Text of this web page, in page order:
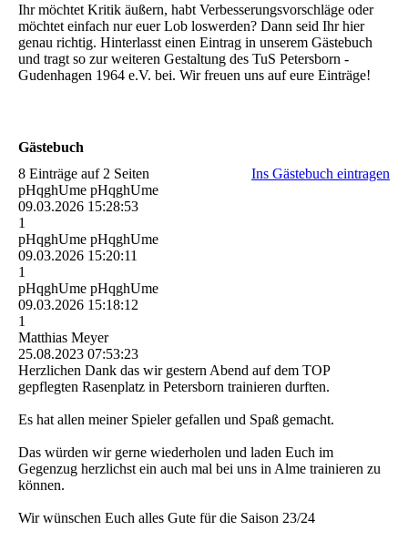
Ihr möchtet Kritik äußern, habt Verbesserungsvorschläge oder
möchtet einfach nur euer Lob loswerden? Dann seid Ihr hier
genau richtig. Hinterlasst einen Eintrag in unserem Gästebuch
und tragt so zur weiteren Gestaltung des TuS Petersborn -
Gudenhagen 1964 e.V. bei. Wir freuen uns auf eure Einträge!
Gästebuch
8 Einträge auf 2 Seiten
Ins Gästebuch eintragen
pHqghUme pHqghUme
09.03.2026 15:28:53
1
pHqghUme pHqghUme
09.03.2026 15:20:11
1
pHqghUme pHqghUme
09.03.2026 15:18:12
1
Matthias Meyer
25.08.2023 07:53:23
Herzlichen Dank das wir gestern Abend auf dem TOP
gepflegten Rasenplatz in Petersborn trainieren durften.
Es hat allen meiner Spieler gefallen und Spaß gemacht.
Das würden wir gerne wiederholen und laden Euch im
Gegenzug herzlichst ein auch mal bei uns in Alme trainieren zu
können.
Wir wünschen Euch alles Gute für die Saison 23/24